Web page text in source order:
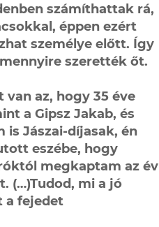
számíthattak rá,
éppen ezért
személye előtt. Így
szerették őt.
az, hogy 35 éve
a Gipsz Jakab, és
Jászai-díjasak, én
eszébe, hogy
megkaptam az év
(…)Tudod, mi a jó
a fejedet